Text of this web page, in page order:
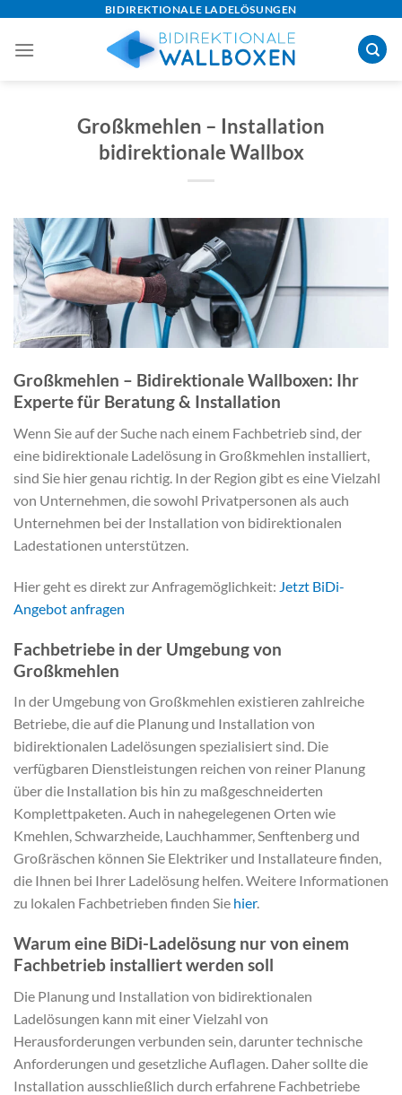
content
BIDIREKTIONALE LADELÖSUNGEN
Großkmehlen – Installation
bidirektionale Wallbox
Großkmehlen – Bidirektionale Wallboxen: Ihr
Experte für Beratung & Installation
Wenn Sie auf der Suche nach einem Fachbetrieb sind, der
eine bidirektionale Ladelösung in Großkmehlen installiert,
sind Sie hier genau richtig. In der Region gibt es eine Vielzahl
von Unternehmen, die sowohl Privatpersonen als auch
Unternehmen bei der Installation von bidirektionalen
Ladestationen unterstützen.
Hier geht es direkt zur Anfragemöglichkeit: Jetzt BiDi-
Angebot anfragen
Fachbetriebe in der Umgebung von
Großkmehlen
In der Umgebung von Großkmehlen existieren zahlreiche
Betriebe, die auf die Planung und Installation von
bidirektionalen Ladelösungen spezialisiert sind. Die
verfügbaren Dienstleistungen reichen von reiner Planung
über die Installation bis hin zu maßgeschneiderten
Komplettpaketen. Auch in nahegelegenen Orten wie
Kmehlen, Schwarzheide, Lauchhammer, Senftenberg und
Großräschen können Sie Elektriker und Installateure finden,
die Ihnen bei Ihrer Ladelösung helfen. Weitere Informationen
zu lokalen Fachbetrieben finden Sie hier.
Warum eine BiDi-Ladelösung nur von einem
Fachbetrieb installiert werden soll
Die Planung und Installation von bidirektionalen
Ladelösungen kann mit einer Vielzahl von
Herausforderungen verbunden sein, darunter technische
Anforderungen und gesetzliche Auflagen. Daher sollte die
Installation ausschließlich durch erfahrene Fachbetriebe